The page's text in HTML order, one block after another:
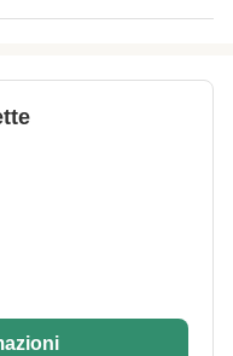
possibile personalizzare
tutori ortopedici,
cuscinetti per